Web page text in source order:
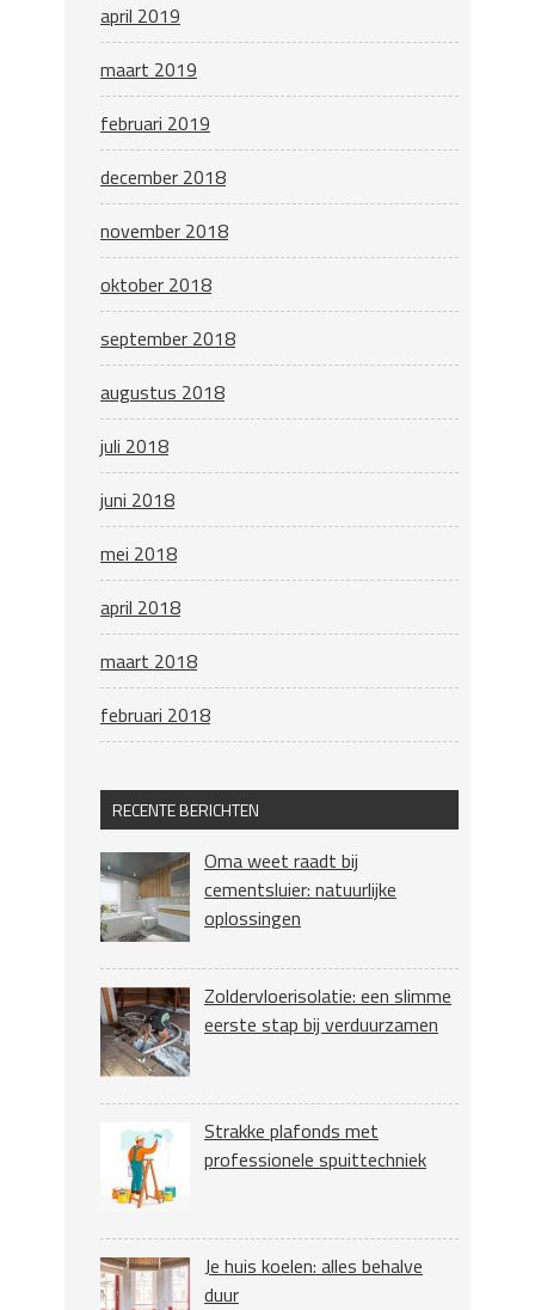
april 2019
maart 2019
februari 2019
december 2018
november 2018
oktober 2018
september 2018
augustus 2018
juli 2018
juni 2018
mei 2018
april 2018
maart 2018
februari 2018
RECENTE BERICHTEN
Oma weet raadt bij
cementsluier: natuurlijke
oplossingen
Zoldervloerisolatie: een slimme
eerste stap bij verduurzamen
Strakke plafonds met
professionele spuittechniek
Je huis koelen: alles behalve
duur